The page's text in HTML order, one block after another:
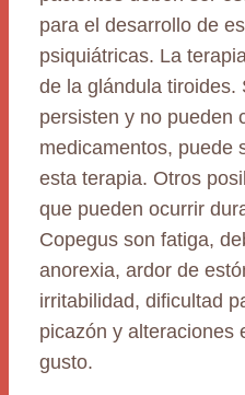
para el desarrollo de
psiquiátricas. La
de la glándula tiroides.
persisten y no pueden
medicamentos, puede
esta terapia. Otros
que pueden ocurrir
Copegus son fatiga,
anorexia, ardor de
irritabilidad, dificultad
picazón y alteraciones
gusto.